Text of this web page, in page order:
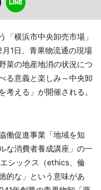
横浜市中央卸売市場」
月1日、青果物流通の現場
菜の地産地消の状況につ
る意義と楽しみ～中央卸
える」が開催される。
働促進事業「地域を知
な消費者養成講座」の一
シックス（ethics、倫
的な」という意味があ